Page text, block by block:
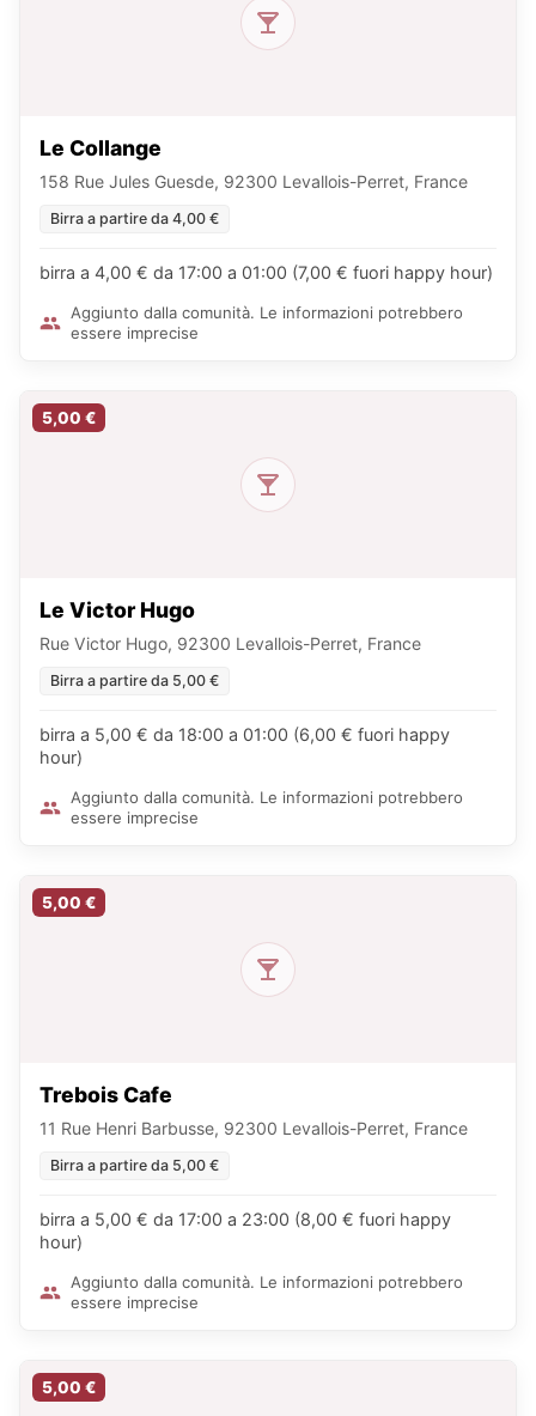
Le Collange
158 Rue Jules Guesde, 92300 Levallois-Perret, France
Birra a partire da 4,00 €
birra a 4,00 € da 17:00 a 01:00 (7,00 € fuori happy hour)
Aggiunto dalla comunità. Le informazioni potrebbero
essere imprecise
5,00 €
Le Victor Hugo
Rue Victor Hugo, 92300 Levallois-Perret, France
Birra a partire da 5,00 €
birra a 5,00 € da 18:00 a 01:00 (6,00 € fuori happy
hour)
Aggiunto dalla comunità. Le informazioni potrebbero
essere imprecise
5,00 €
Trebois Cafe
11 Rue Henri Barbusse, 92300 Levallois-Perret, France
Birra a partire da 5,00 €
birra a 5,00 € da 17:00 a 23:00 (8,00 € fuori happy
hour)
Aggiunto dalla comunità. Le informazioni potrebbero
essere imprecise
5,00 €